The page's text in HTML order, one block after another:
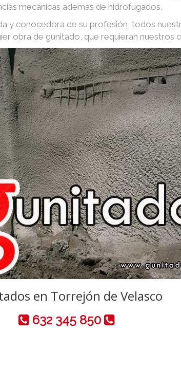
mecánicas ademas de hidrofugados.
y conocedora de su profesión, todos
obra de gunitado, que requieran nuestros
en Torrejón de Velasco
632 345 850